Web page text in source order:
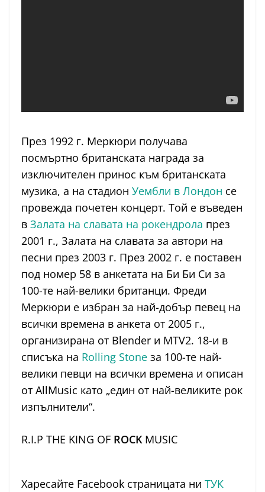
През 1992 г. Меркюри получава
посмъртно британската награда за
изключителен принос към британската
музика, а на стадион Уембли в Лондон се
провежда почетен концерт. Той е въведен
в Залата на славата на рокендрола през
2001 г., Залата на славата за автори на
песни през 2003 г. През 2002 г. е поставен
под номер 58 в анкетата на Би Би Си за
100-те най-велики британци. Фреди
Меркюри е избран за най-добър певец на
всички времена в анкета от 2005 г.,
организирана от Blender и MTV2. 18-и в
списъка на Rolling Stone за 100-те най-
велики певци на всички времена и описан
от AllMusic като „един от най-великите рок
изпълнители“.
R.I.P THE KING OF ROCKMUSIC
Харесайте Facebook страницата ни ТУК